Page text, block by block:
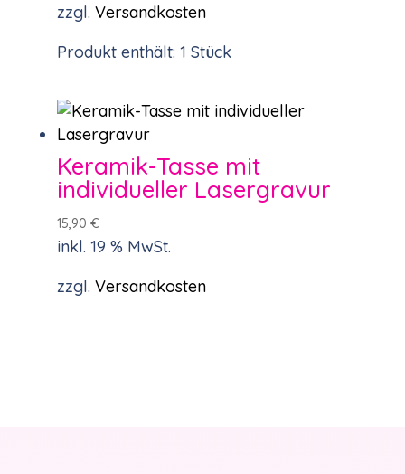
zzgl. Versandkosten
Produkt enthält: 1 Stück
Keramik-Tasse mit
individueller Lasergravur
15,90 €
inkl. 19 % MwSt.
zzgl. Versandkosten